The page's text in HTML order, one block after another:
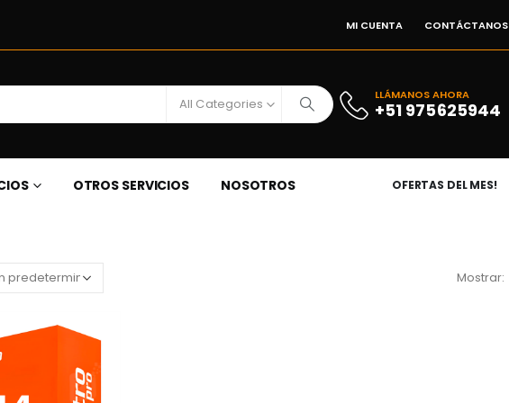
MI CUENTA CONTÁCTANOS
All Categories
LLÁMANOS AHORA
+51 975625944
OTROS SERVICIOS NOSOTROS OFERTAS DEL MES!
Mostrar: